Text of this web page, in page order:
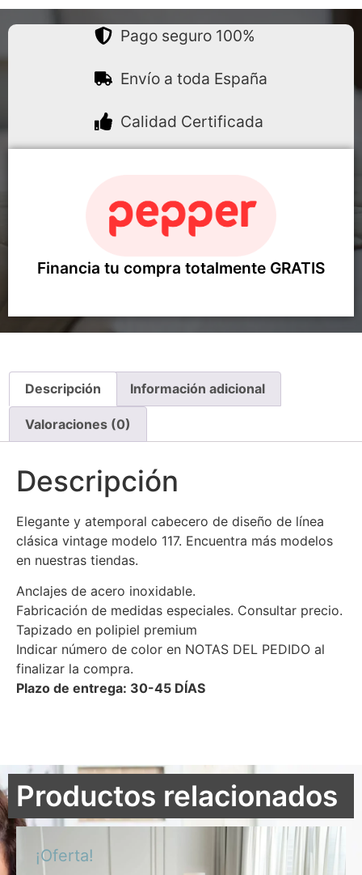
Pago seguro 100%
Envío a toda España
Calidad Certificada
Financia tu compra totalmente GRATIS
Descripción Información adicional
Valoraciones (0)
Descripción
Elegante y atemporal cabecero de diseño de línea
clásica vintage modelo 117. Encuentra más modelos
en nuestras tiendas.
Anclajes de acero inoxidable.
Fabricación de medidas especiales. Consultar precio.
Tapizado en polipiel premium
Indicar número de color en NOTAS DEL PEDIDO al
finalizar la compra.
Plazo de entrega: 30-45 DÍAS
Productos relacionados
¡Oferta!